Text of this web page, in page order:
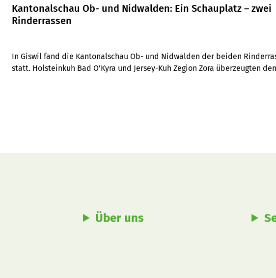
Kantonalschau Ob- und Nidwalden: Ein Schauplatz – zwei
Rinderrassen
In Giswil fand die Kantonalschau Ob- und Nidwalden der beiden
statt. Holsteinkuh Bad O’Kyra und Jersey-Kuh Zegion Zora überzeugten
Über uns